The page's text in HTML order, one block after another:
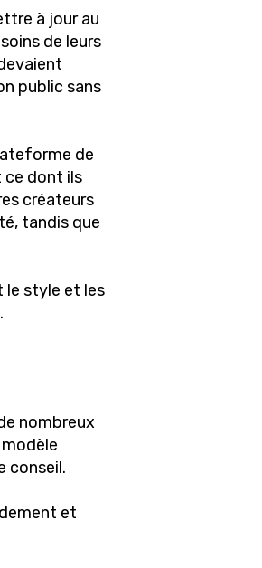
à jour au
de leurs
public sans
de
ce dont ils
créateurs
tandis que
le style et les
nombreux
conseil.
et